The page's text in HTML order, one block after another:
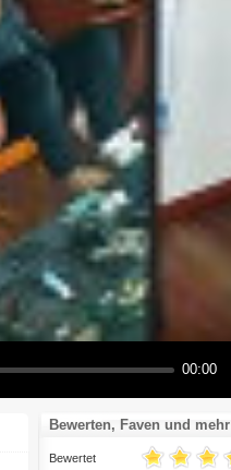
00:00
Bewerten, Faven und mehr
Bewertet